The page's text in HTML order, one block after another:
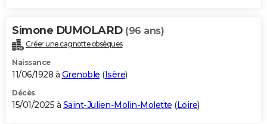
Bricolage
Lifestyle
Culture
Sport
Auto
Television
Voyage
Cinema
Simone DUMOLARD (96 ans)
Créer une cagnotte obsèques
Naissance
11/06/1928 à Grenoble (Isère)
Décès
15/01/2025 à Saint-Julien-Molin-Molette (Loire)